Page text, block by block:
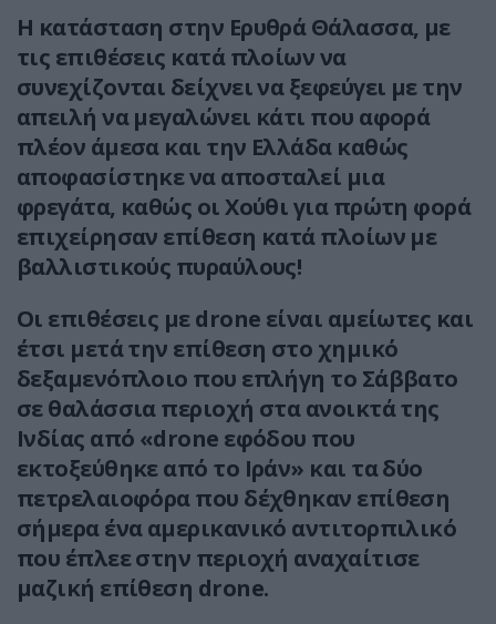
Η κατάσταση στην Ερυθρά Θάλασσα, με
τις επιθέσεις κατά πλοίων να
συνεχίζονται δείχνει να ξεφεύγει με την
απειλή να μεγαλώνει κάτι που αφορά
πλέον άμεσα και την Ελλάδα καθώς
αποφασίστηκε να αποσταλεί μια
φρεγάτα, καθώς οι Χούθι για πρώτη φορά
επιχείρησαν επίθεση κατά πλοίων με
βαλλιστικούς πυραύλους!
Οι επιθέσεις με drone είναι αμείωτες και
έτσι μετά την επίθεση στο χημικό
δεξαμενόπλοιο που επλήγη το Σάββατο
σε θαλάσσια περιοχή στα ανοικτά της
Ινδίας από «drone εφόδου που
εκτοξεύθηκε από το Ιράν» και τα δύο
πετρελαιοφόρα που δέχθηκαν επίθεση
σήμερα ένα αμερικανικό αντιτορπιλικό
που έπλεε στην περιοχή αναχαίτισε
μαζική επίθεση drone.